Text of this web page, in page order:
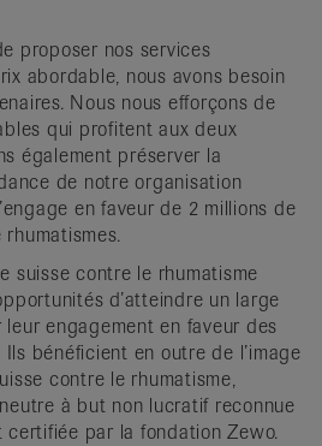
proposer nos services
abordable, nous avons besoin
Nous nous efforçons de
qui profitent aux deux
également préserver la
de notre organisation
en faveur de 2 millions de
suisse contre le rhumatisme
d’atteindre un large
engagement en faveur des
bénéficient en outre de l’image
contre le rhumatisme,
à but non lucratif reconnue
par la fondation Zewo.